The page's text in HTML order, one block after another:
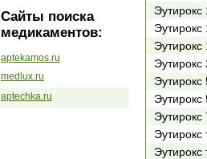
Сайты поиска
медикаментов:
aptekamos.ru
medlux.ru
aptechka.ru
Эутирокс
Эутирокс
Эутирокс
Эутирокс